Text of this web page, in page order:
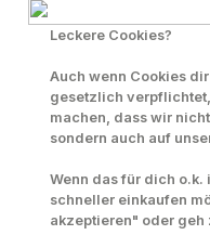
In
Zum Merkzettel
INFO zu Liefer- und
Leckere Cookies?
Auch wenn Cookies
gesetzlich
machen, dass wir
sondern auch auf
Wenn das für dich o.k.
schneller einkaufen
akzeptieren" oder geh